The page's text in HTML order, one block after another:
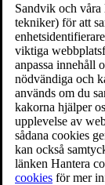
Sandvik och våra
tekniker) för att
viktiga
anpassa innehåll
nödvändiga och
används om du
kakorna hjälper
upplevelse av
sådana cookies
kan också
länken Hantera
cookies för mer